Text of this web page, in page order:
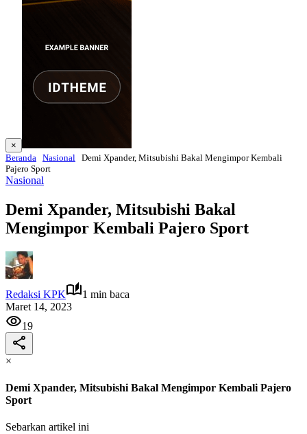
×
Beranda Nasional Demi Xpander, Mitsubishi Bakal Mengimpor Kembali
Pajero Sport
Nasional
Demi Xpander, Mitsubishi Bakal
Mengimpor Kembali Pajero Sport
Redaksi KPK
1 min baca
Maret 14, 2023
19
×
Demi Xpander, Mitsubishi Bakal Mengimpor Kembali Pajero
Sport
Sebarkan artikel ini